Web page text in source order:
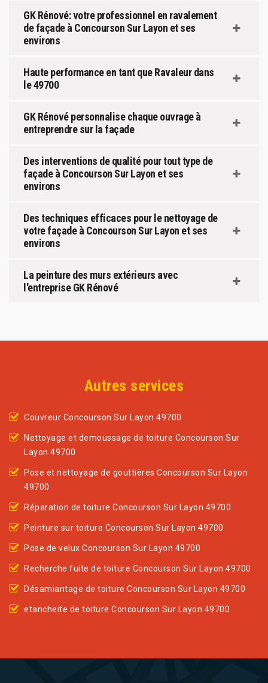
GK Rénové: votre professionnel en ravalement
de façade à Concourson Sur Layon et ses
environs
Haute performance en tant que Ravaleur dans
le 49700
GK Rénové personnalise chaque ouvrage à
entreprendre sur la façade
Des interventions de qualité pour tout type de
façade à Concourson Sur Layon et ses
environs
Des techniques efficaces pour le nettoyage de
votre façade à Concourson Sur Layon et ses
environs
La peinture des murs extérieurs avec
l'entreprise GK Rénové
Autres services
Couvreur Concourson Sur Layon 49700
Nettoyage et demoussage de toiture Concourson Sur
Layon 49700
Pose et nettoyage de gouttières Concourson Sur Layon
49700
Réparation de toiture Concourson Sur Layon 49700
Peinture sur toiture Concourson Sur Layon 49700
Pose de velux Concourson Sur Layon 49700
Recherche fuite de toiture Concourson Sur Layon 49700
Désamiantage de toiture Concourson Sur Layon 49700
etancheite de toiture Concourson Sur Layon 49700